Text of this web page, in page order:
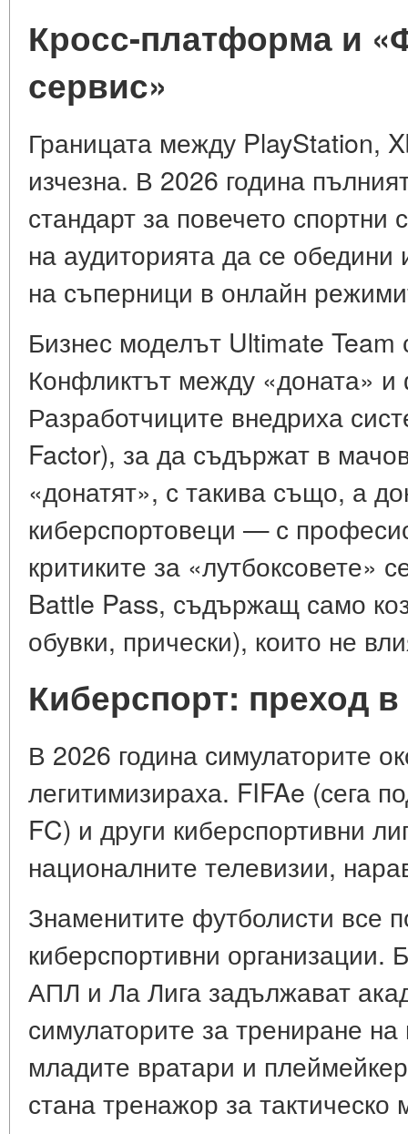
Кросс-платформа и
сервис»
Границата между PlayStation,
изчезна. В 2026 година
стандарт за повечето
на аудиторията да се обедини
на съперници в онлайн
Бизнес моделът Ultimate
Конфликтът между «доната»
Разработчиците внедриха
Factor), за да съдържат в
«донатят», с такива също, а
киберспортовеци — с
критиките за «лутбоксовете»
Battle Pass, съдържащ само
обувки, прически), които не
Киберспорт: преход
В 2026 година симулаторите
легитимизираха. FIFAe (сега
FC) и други киберспортивни
националните телевизии,
Знаменитите футболисти все
киберспортивни организации.
АПЛ и Ла Лига задължават
симулаторите за трениране
младите вратари и
стана тренажор за тактическо